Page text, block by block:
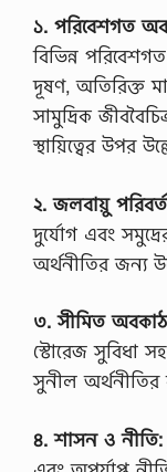
১. পরিবেশগত
বিভিন্ন
দূষণ, অতিরিক্ত
সামুদ্রিক
স্থায়িত্বের উপর
২. জলবায়ু
দুর্যোগ এবং
অর্থনীতির জন্য
৩. সীমিত
স্টোরেজ সুবিধা
সুনীল অর্থনীতির
৪. শাসন ও নীতি: